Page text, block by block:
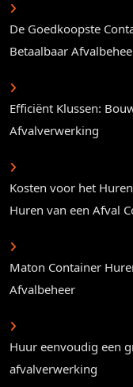
De Goedkoopste
Betaalbaar
Efficiënt Klussen:
Afvalverwerking
Kosten voor het
Huren van een Afval
Maton Container
Afvalbeheer
Huur eenvoudig een
afvalverwerking